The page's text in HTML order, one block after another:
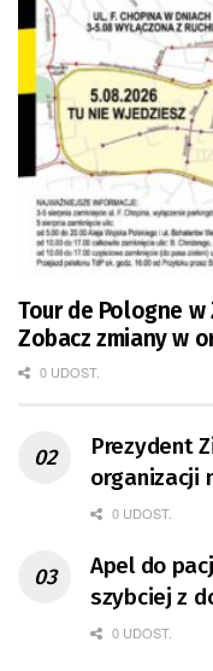
Tour de Pologne
Zobacz zmiany w
0 UDOST.
Prezydent
organizacji
0 UDOST.
Apel do
szybciej z
0 UDOST.